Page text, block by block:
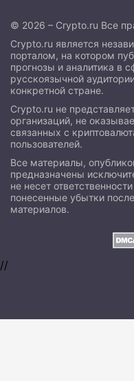
© 2026 – Crypto.ru Все
Crypto.ru является
порталом, на котором
прогнозы и аналитика в
русскоязычной
конкретной стране.
Crypto.ru не
организаций, не
связанных с
пользователей.
Все материалы,
предназначены
не несет
понесенные убытки
материалов.
//